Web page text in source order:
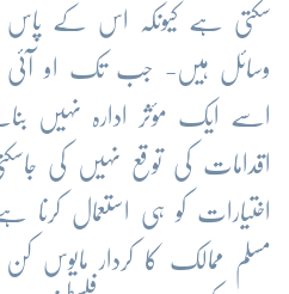
سکتی ہے کیونکہ اس کے پاس
وسائل ہیں- جب تک او آئی
اسے ایک مؤثر ادارہ نہیں
اقدامات کی توقع نہیں کی
اختیارات کو ہی استعمال کرنا
مسلم ممالک کا کردار